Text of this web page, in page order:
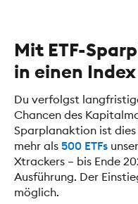
Mit ETF-
in einen
Du verfolgst
Chancen des
Sparplanaktion ist dies
mehr als 500 ETFs
Xtrackers – bis Ende
Ausführung. Der
möglich.